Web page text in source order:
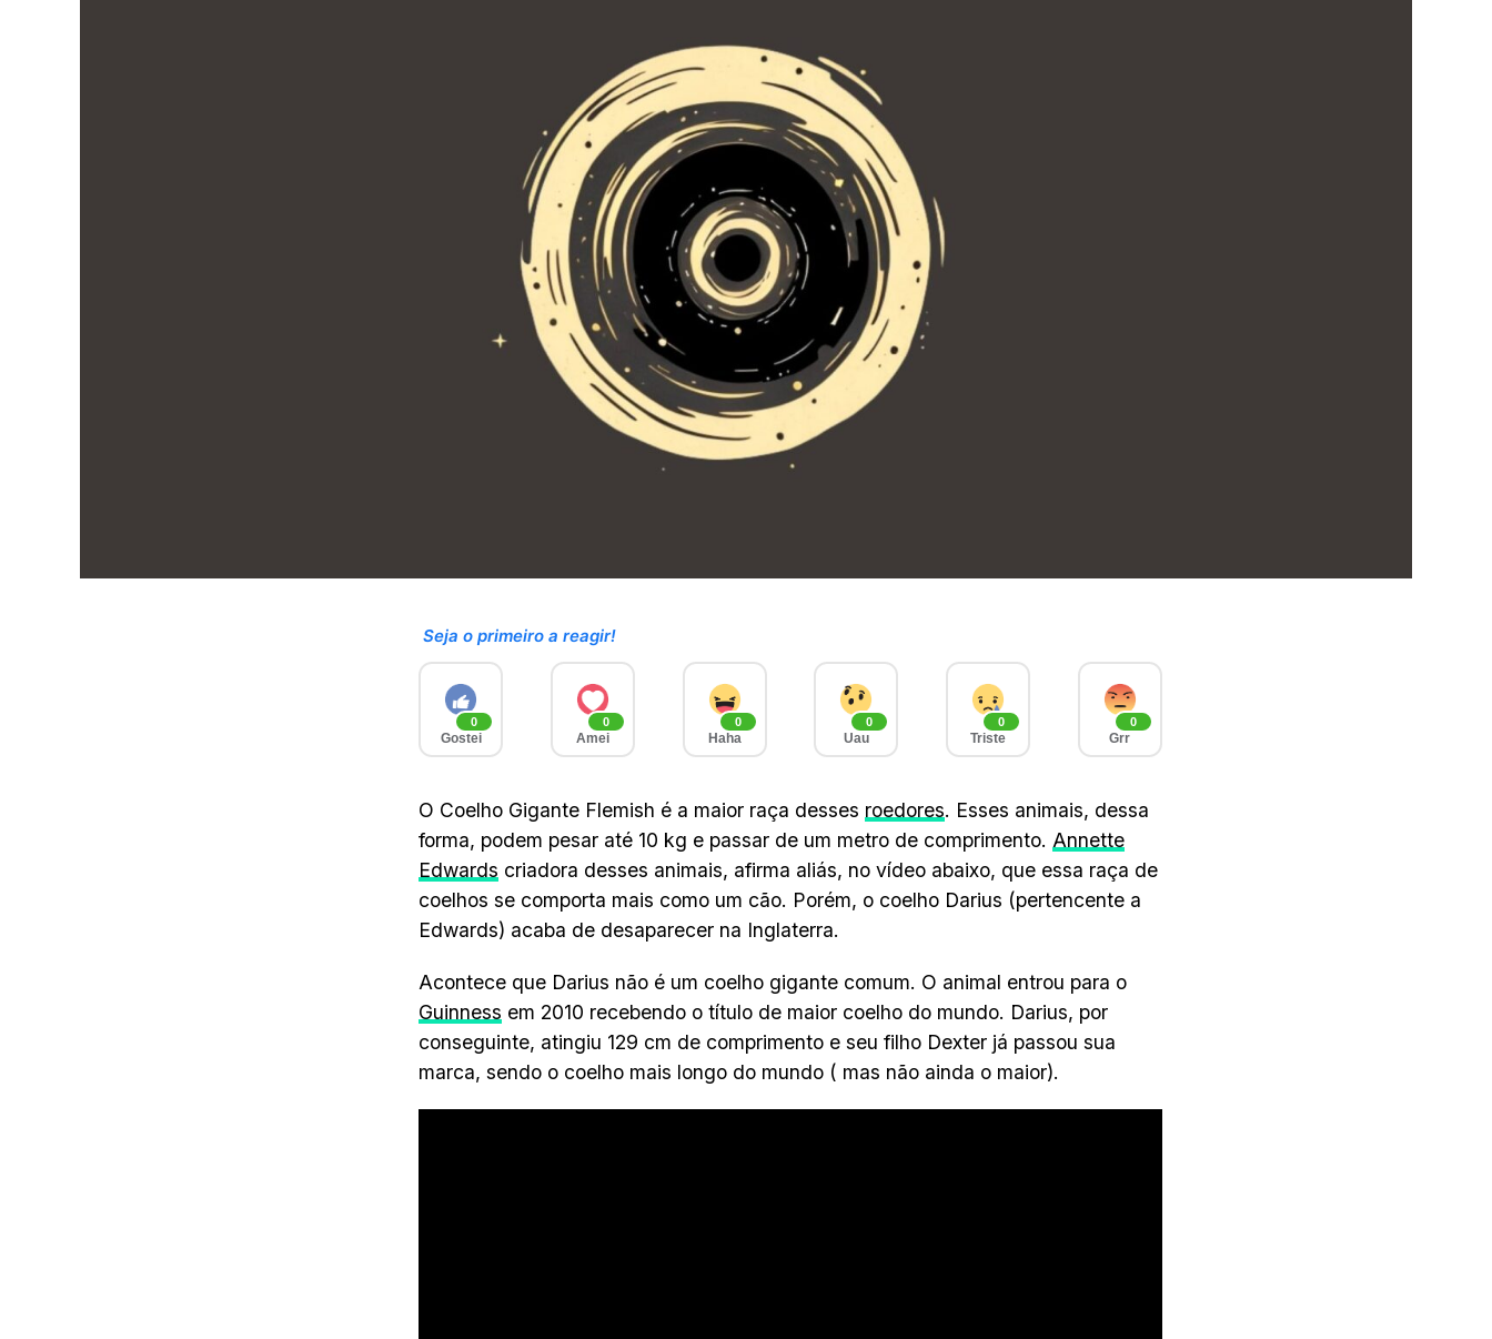
Seja o primeiro a reagir!
0
Gostei
0
Amei
0
Haha
0
Uau
0
Triste
0
Grr
O Coelho Gigante Flemish é a maior raça desses roedores. Esses animais, dessa
forma, podem pesar até 10 kg e passar de um metro de comprimento. Annette
Edwards criadora desses animais, afirma aliás, no vídeo abaixo, que essa raça de
coelhos se comporta mais como um cão. Porém, o coelho Darius (pertencente a
Edwards) acaba de desaparecer na Inglaterra.
Acontece que Darius não é um coelho gigante comum. O animal entrou para o
Guinness em 2010 recebendo o título de maior coelho do mundo. Darius, por
conseguinte, atingiu 129 cm de comprimento e seu filho Dexter já passou sua
marca, sendo o coelho mais longo do mundo ( mas não ainda o maior).